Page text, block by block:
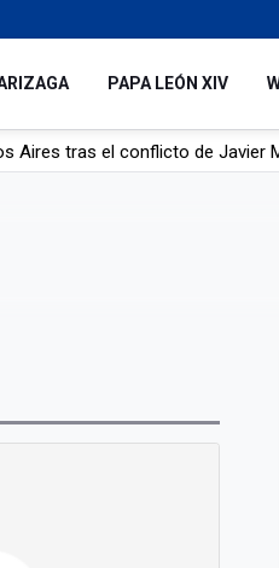
PAPA LEÓN XIV
Aires tras el conflicto de Javier
de líquidos cloacales en Neuquén